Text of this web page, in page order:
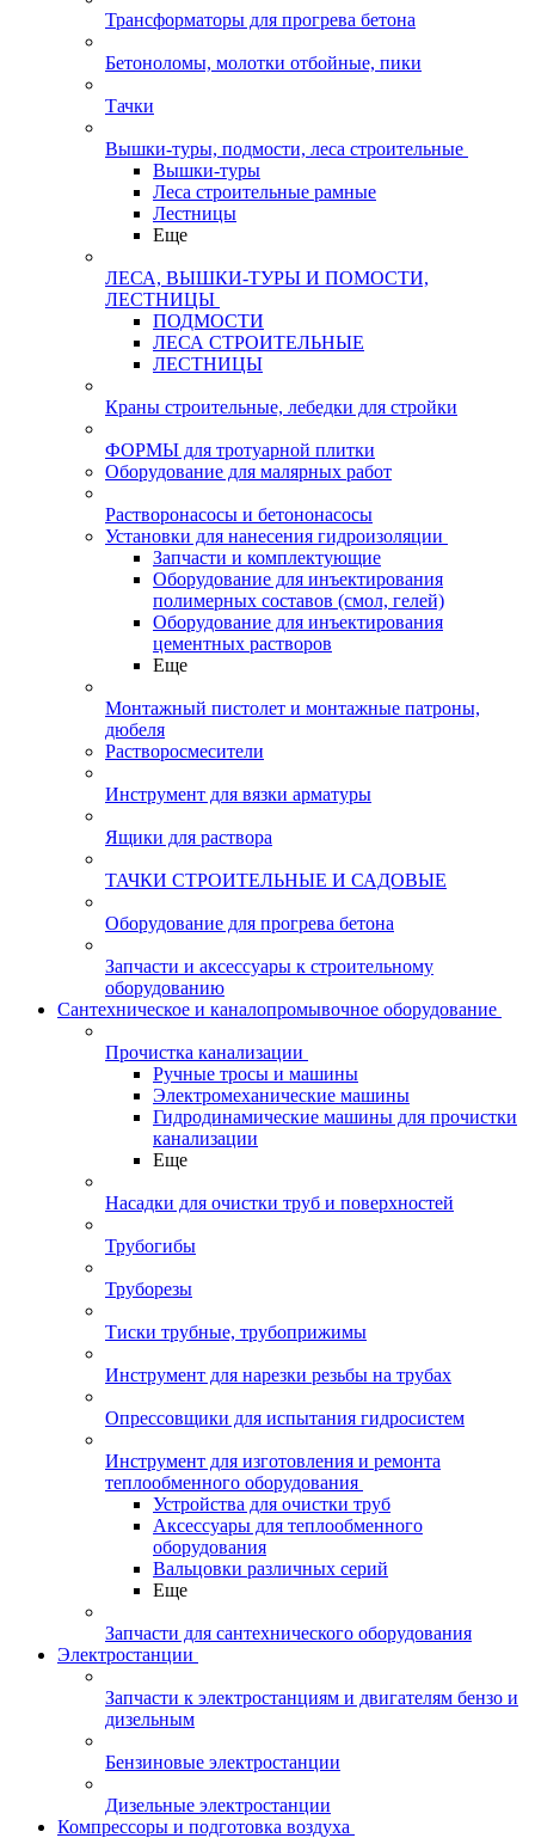
Трансформаторы для прогрева бетона
Бетоноломы, молотки отбойные, пики
Тачки
Вышки-туры, подмости, леса строительные
Вышки-туры
Леса строительные рамные
Лестницы
Еще
ЛЕСА, ВЫШКИ-ТУРЫ И ПОМОСТИ,
ЛЕСТНИЦЫ
ПОДМОСТИ
ЛЕСА СТРОИТЕЛЬНЫЕ
ЛЕСТНИЦЫ
Краны строительные, лебедки для стройки
ФОРМЫ для тротуарной плитки
Оборудование для малярных работ
Растворонасосы и бетононасосы
Установки для нанесения гидроизоляции
Запчасти и комплектующие
Оборудование для инъектирования
полимерных составов (смол, гелей)
Оборудование для инъектирования
цементных растворов
Еще
Монтажный пистолет и монтажные патроны,
дюбеля
Растворосмесители
Инструмент для вязки арматуры
Ящики для раствора
ТАЧКИ СТРОИТЕЛЬНЫЕ И САДОВЫЕ
Оборудование для прогрева бетона
Запчасти и аксессуары к строительному
оборудованию
Сантехническое и каналопромывочное оборудование
Прочистка канализации
Ручные тросы и машины
Электромеханические машины
Гидродинамические машины для прочистки
канализации
Еще
Насадки для очистки труб и поверхностей
Трубогибы
Труборезы
Тиски трубные, трубоприжимы
Инструмент для нарезки резьбы на трубах
Опрессовщики для испытания гидросистем
Инструмент для изготовления и ремонта
теплообменного оборудования
Устройства для очистки труб
Аксессуары для теплообменного
оборудования
Вальцовки различных серий
Еще
Запчасти для сантехнического оборудования
Электростанции
Запчасти к электростанциям и двигателям бензо и
дизельным
Бензиновые электростанции
Дизельные электростанции
Компрессоры и подготовка воздуха